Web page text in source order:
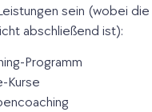
sein (wobei die
abschließend ist):
Programm
Kurse